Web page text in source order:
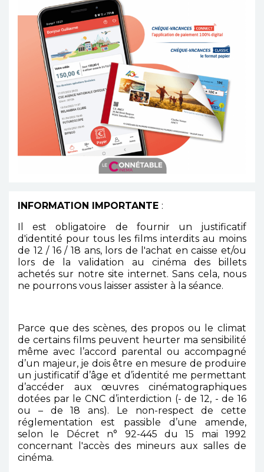
INFORMATION IMPORTANTE :
Il est obligatoire de fournir un justificatif
d'identité pour tous les films interdits au moins
de 12 / 16 / 18 ans, lors de l'achat en caisse et/ou
lors de la validation au cinéma des billets
achetés sur notre site internet. Sans cela, nous
ne pourrons vous laisser assister à la séance.
Parce que des scènes, des propos ou le climat
de certains films peuvent heurter ma sensibilité
même avec l’accord parental ou accompagné
d’un majeur, je dois être en mesure de produire
un justificatif d’âge et d’identité me permettant
d’accéder aux œuvres cinématographiques
dotées par le CNC d’interdiction (- de 12, - de 16
ou – de 18 ans). Le non-respect de cette
réglementation est passible d’une amende,
selon le Décret n° 92-445 du 15 mai 1992
concernant l'accès des mineurs aux salles de
cinéma.